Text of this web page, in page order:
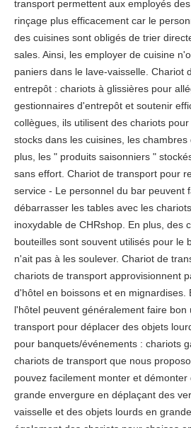
transport permettent aux employés
rinçage plus efficacement car le
des cuisines sont obligés de trier
sales. Ainsi, les employer de cuisine
paniers dans le lave-vaisselle. Chariot
entrepôt : chariots à glissières pour
gestionnaires d'entrepôt et soutenir
collègues, ils utilisent des chariots
stocks dans les cuisines, les
plus, les " produits saisonniers "
sans effort. Chariot de transport pour
service - Le personnel du bar peuvent
débarrasser les tables avec les
inoxydable de CHRshop. En plus, des
bouteilles sont souvent utilisés pour le
n'ait pas à les soulever. Chariot de
chariots de transport approvisionnent
d'hôtel en boissons et en mignardises.
l'hôtel peuvent généralement faire bon
transport pour déplacer des objets
pour banquets/événements : chariots
chariots de transport que nous
pouvez facilement monter et
grande envergure en déplaçant des
vaisselle et des objets lourds en